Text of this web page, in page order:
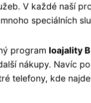
V každé naší
speciálních
program loajality
nákupy. Navíc
telefony, kde